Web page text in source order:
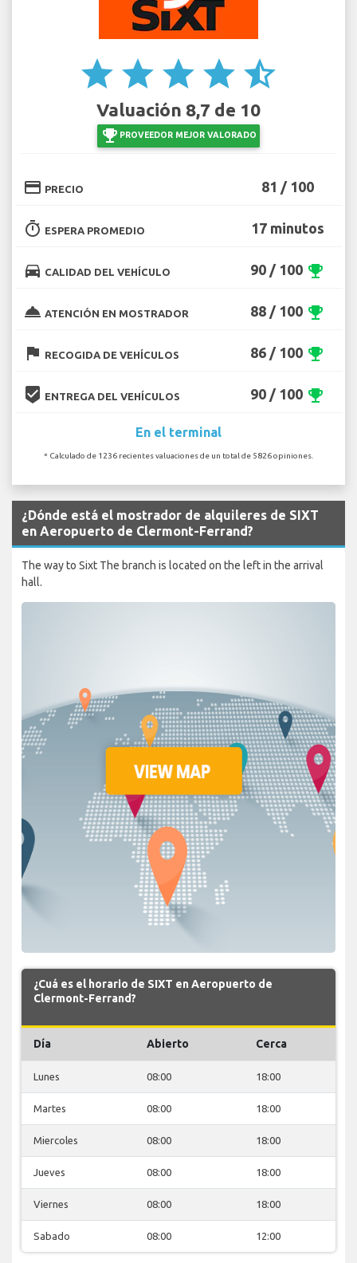
star star star star star_half
Valuación 8,7 de 10
emoji_events PROVEEDOR MEJOR VALORADO
credit_card PRECIO 81 / 100
timer ESPERA PROMEDIO 17 minutos
directions_car CALIDAD DEL VEHÍCULO 90 / 100 emoji_events
room_service ATENCIÓN EN MOSTRADOR 88 / 100 emoji_events
flag RECOGIDA DE VEHÍCULOS 86 / 100 emoji_events
beenhere ENTREGA DEL VEHÍCULOS 90 / 100 emoji_events
En el terminal
* Calculado de 1236 recientes valuaciones de un total de 5826 opiniones.
¿Dónde está el mostrador de alquileres de SIXT
en Aeropuerto de Clermont-Ferrand?
The way to Sixt The branch is located on the left in the arrival
hall.
¿Cuá es el horario de SIXT en Aeropuerto de
Clermont-Ferrand?
Día Abierto Cerca
Lunes 08:00 18:00
Martes 08:00 18:00
Miercoles 08:00 18:00
Jueves 08:00 18:00
Viernes 08:00 18:00
Sabado 08:00 12:00